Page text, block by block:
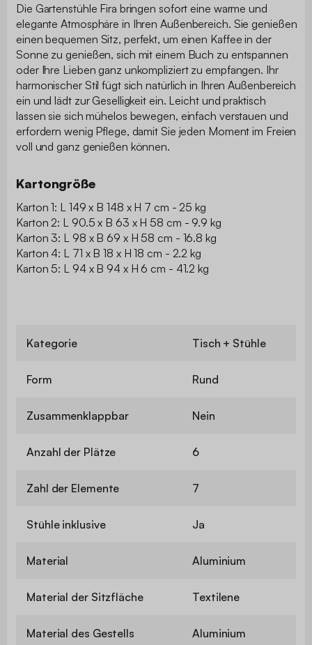
Die Gartenstühle Fira bringen sofort eine warme und
elegante Atmosphäre in Ihren Außenbereich. Sie genießen
einen bequemen Sitz, perfekt, um einen Kaffee in der
Sonne zu genießen, sich mit einem Buch zu entspannen
oder Ihre Lieben ganz unkompliziert zu empfangen. Ihr
harmonischer Stil fügt sich natürlich in Ihren Außenbereich
ein und lädt zur Geselligkeit ein. Leicht und praktisch
lassen sie sich mühelos bewegen, einfach verstauen und
erfordern wenig Pflege, damit Sie jeden Moment im Freien
voll und ganz genießen können.
Kartongröße
Karton 1: L 149 x B 148 x H 7 cm - 25 kg
Karton 2: L 90.5 x B 63 x H 58 cm - 9.9 kg
Karton 3: L 98 x B 69 x H 58 cm - 16.8 kg
Karton 4: L 71 x B 18 x H 18 cm - 2.2 kg
Karton 5: L 94 x B 94 x H 6 cm - 41.2 kg
Kategorie Tisch + Stühle
Form Rund
Zusammenklappbar Nein
Anzahl der Plätze 6
Zahl der Elemente 7
Stühle inklusive Ja
Material Aluminium
Material der Sitzfläche Textilene
Material des Gestells Aluminium